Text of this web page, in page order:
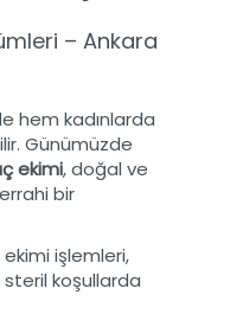
– Ankara
hem kadınlarda
Günümüzde
ekimi, doğal ve
bir
ekimi işlemleri,
koşullarda